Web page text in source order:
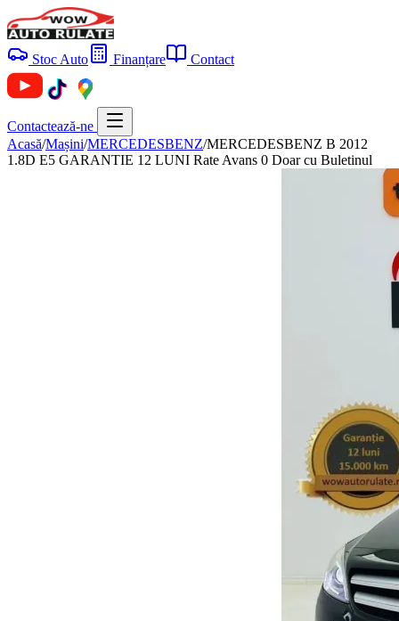
Stoc Auto Finanțare Contact
Contactează-ne
Acasă/Mașini/MERCEDESBENZ/MERCEDESBENZ B 2012
1.8D E5 GARANTIE 12 LUNI Rate Avans 0 Doar cu Buletinul